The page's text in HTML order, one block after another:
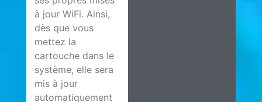
à jour WiFi. Ainsi,
dès que vous
mettez la
cartouche dans le
système, elle sera
mis à jour
automatiquement